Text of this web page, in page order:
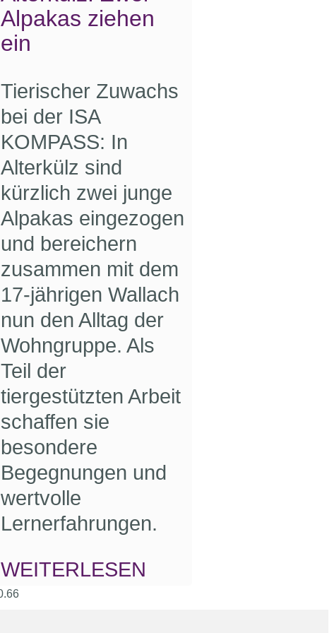
Alpakas ziehen
ein
Tierischer Zuwachs
bei der ISA
KOMPASS: In
Alterkülz sind
kürzlich zwei junge
Alpakas eingezogen
und bereichern
zusammen mit dem
17-jährigen Wallach
nun den Alltag der
Wohngruppe. Als
Teil der
tiergestützten Arbeit
schaffen sie
besondere
Begegnungen und
wertvolle
Lernerfahrungen.
WEITERLESEN